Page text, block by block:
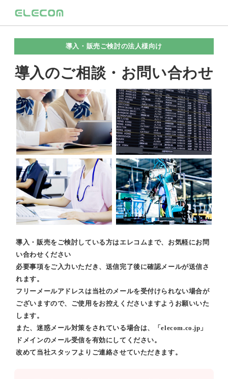
導入・販売ご検討の法人様向け
導入のご相談・お問い合わせ
導入・販売をご検討している方はエレコムまで、お気軽にお問
い合わせください
必要事項をご入力いただき、送信完了後に確認メールが送信さ
れます。
フリーメールアドレスは当社のメールを受付けられない場合が
ございますので、ご使用をお控えくださいますようお願いいた
します。
また、迷惑メール対策をされている場合は、「elecom.co.jp」
ドメインのメール受信を有効にしてください。
改めて当社スタッフよりご連絡させていただきます。